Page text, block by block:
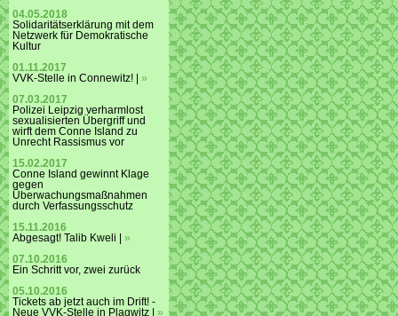
04.05.2018
Solidaritätserklärung mit dem
Netzwerk für Demokratische
Kultur
01.11.2017
VVK-Stelle in Connewitz! | »
07.03.2017
Polizei Leipzig verharmlost
sexualisierten Übergriff und
wirft dem Conne Island zu
Unrecht Rassismus vor
15.02.2017
Conne Island gewinnt Klage
gegen
Überwachungsmaßnahmen
durch Verfassungsschutz
15.11.2016
Abgesagt! Talib Kweli | »
07.10.2016
Ein Schritt vor, zwei zurück
05.10.2016
Tickets ab jetzt auch im Drift! -
Neue VVK-Stelle in Plagwitz | »